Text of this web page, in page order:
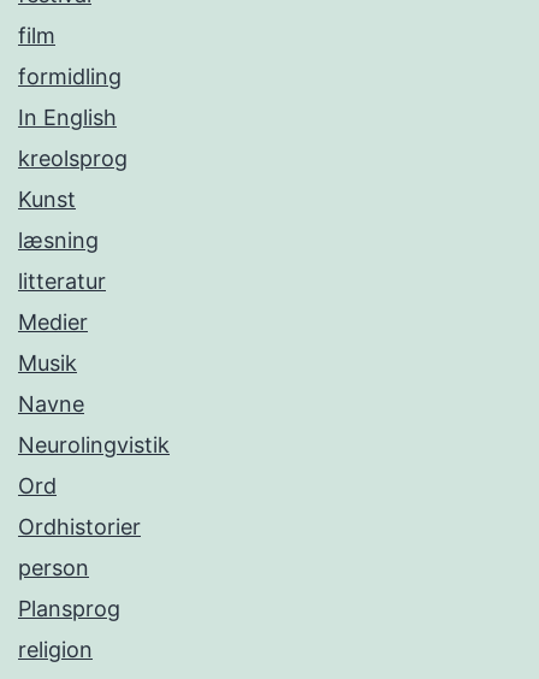
film
formidling
In English
kreolsprog
Kunst
læsning
litteratur
Medier
Musik
Navne
Neurolingvistik
Ord
Ordhistorier
person
Plansprog
religion